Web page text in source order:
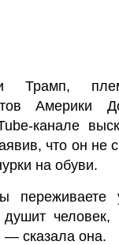
Трамп,
Америки
канале
что он не
на обуви.
переживаете
человек,
— сказала она.